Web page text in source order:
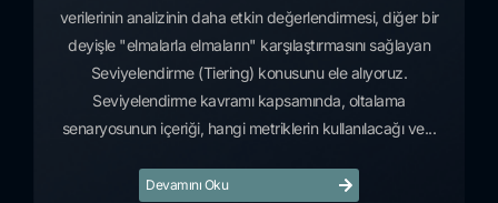
verilerinin analizinin daha etkin değerlendirmesi, diğer bir
deyişle "elmalarla elmaların" karşılaştırmasını sağlayan
Seviyelendirme (Tiering) konusunu ele alıyoruz.
Seviyelendirme kavramı kapsamında, oltalama
senaryosunun içeriği, hangi metriklerin kullanılacağı ve...
Devamını Oku